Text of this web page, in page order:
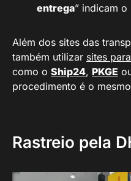
entrega” indicam
Além dos sites das
também utilizar sites
como o Ship24, PKGE
procedimento é o
Rastreio pela